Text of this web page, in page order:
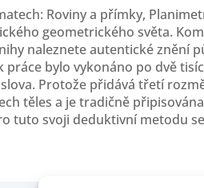
Roviny a přímky,
geometrického světa.
naleznete autentické znění
bylo vykonáno po dvě
Protože přidává třetí
těles a je tradičně
tuto svoji deduktivní metodu